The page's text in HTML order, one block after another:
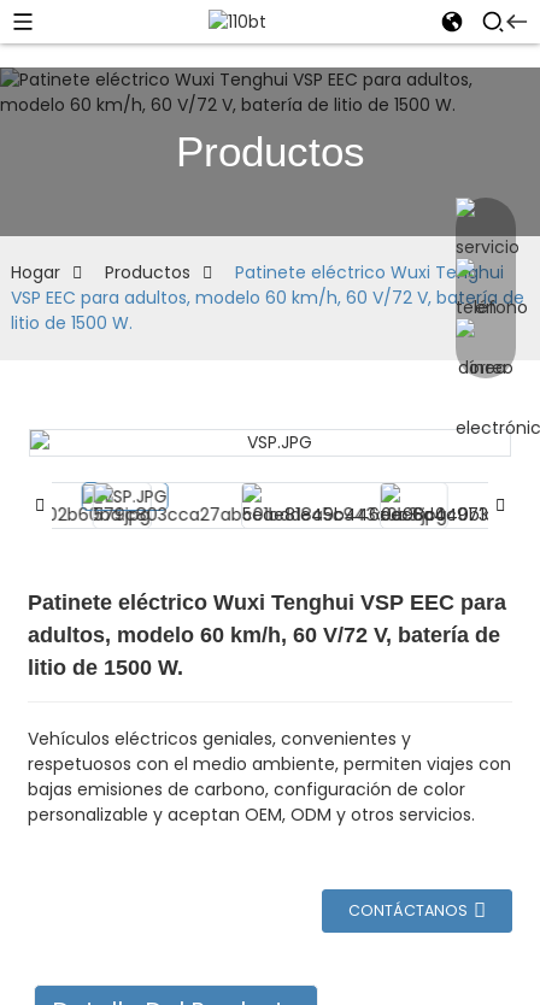
Productos
Hogar Productos
Patinete eléctrico Wuxi Tenghui
VSP EEC para adultos, modelo 60 km/h, 60 V/72 V, batería de
litio de 1500 W.
Patinete eléctrico Wuxi Tenghui VSP EEC para
adultos, modelo 60 km/h, 60 V/72 V, batería de
litio de 1500 W.
Vehículos eléctricos geniales, convenientes y
respetuosos con el medio ambiente, permiten viajes con
bajas emisiones de carbono, configuración de color
personalizable y aceptan OEM, ODM y otros servicios.
CONTÁCTANOS